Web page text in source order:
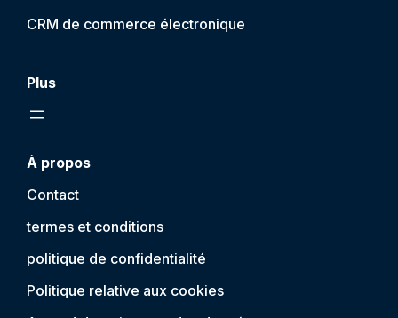
CRM de commerce électronique
Plus
À propos
Contact
termes et conditions
politique de confidentialité
Politique relative aux cookies